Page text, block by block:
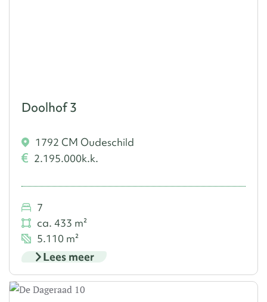
Doolhof 3
1792 CM Oudeschild
2.195.000k.k.
7
ca. 433 m²
5.110 m²
Lees meer